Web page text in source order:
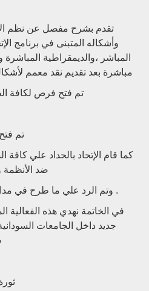
تقدم بشرح مفصل عن نظم
وأشكاله المتبنى في برنامج
المباشر ،والديمقراطية
مباشرة بعد تقديم نقد معمم
-تم فتح فرص لكافة
-تم
كما قام الإتحاد بالحداد علي
ضد الأنظمة
وتم الرد علي ما طرح في مداخلة كل التنظيمات الموجودة .
في الخاتمة نهدي هذه الفعالية
جديد داخل الجامعات
-